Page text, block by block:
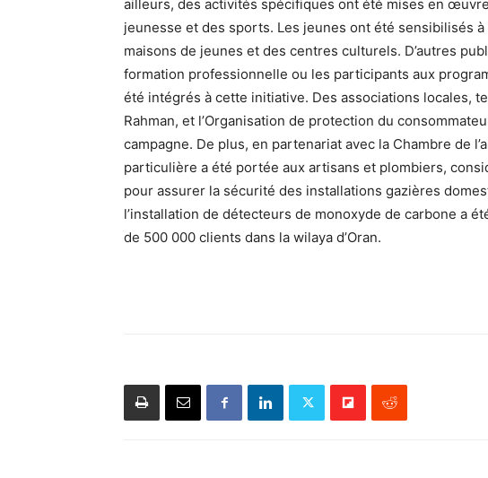
ailleurs, des activités spécifiques ont été mises en
jeunesse et des sports. Les jeunes ont été sensibilisés
maisons de jeunes et des centres culturels. D’autres
formation professionnelle ou les participants aux
été intégrés à cette initiative. Des associations locales,
Rahman, et l’Organisation de protection du
campagne. De plus, en partenariat avec la Chambre de
particulière a été portée aux artisans et plombiers,
pour assurer la sécurité des installations gazières
l’installation de détecteurs de monoxyde de carbone a
de 500 000 clients dans la wilaya d’Oran.